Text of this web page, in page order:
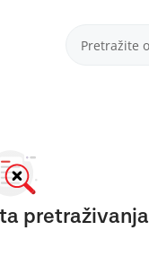
pretraživanja